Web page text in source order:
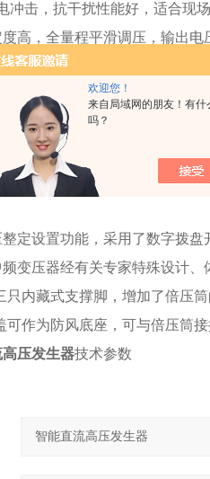
欢迎您！
来自局域网的朋友！有什
吗？
冲击，抗干扰性能好，适合现场
高，全量程平滑调压，输出
启动、连续可调、有过电压
操作安全，各种技术指标均行
75%VDC-1mA的功能，做氧
做避雷器试验时，当电流升到
做完后应立即将调压电位器回
定设置功能，采用了数字拨
变压器经有关专家特殊设计
只内藏式支撑脚，增加了倍压筒
可作为防风底座，可与倍压筒
压发生器技术参数